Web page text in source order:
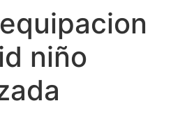
equipacion
niño